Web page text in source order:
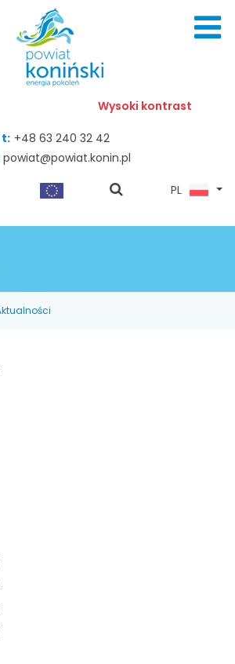
Wysoki kontrast
t: +48 63 240 32 42
powiat@powiat.konin.pl
pokaż
PL